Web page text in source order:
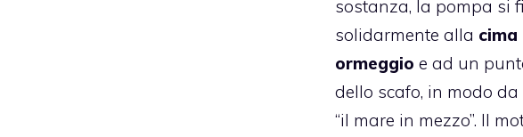
sostanza, la pompa si
solidarmente alla cima
ormeggio e ad un
dello scafo, in modo da
“il mare in mezzo”. Il